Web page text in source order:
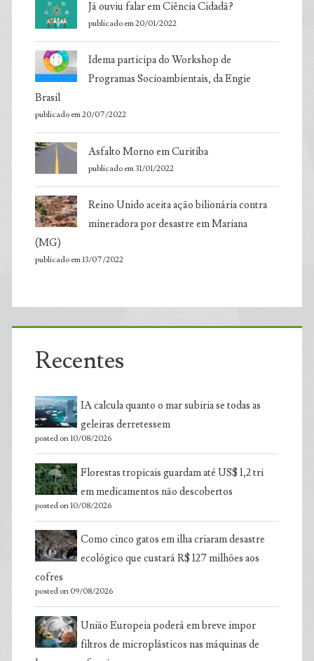
Já ouviu falar em Ciência Cidadã?
publicado em 20/01/2022
Idema participa do Workshop de
Programas Socioambientais, da Engie
Brasil
publicado em 20/07/2022
Asfalto Morno em Curitiba
publicado em 31/01/2022
Reino Unido aceita ação bilionária contra
mineradora por desastre em Mariana
(MG)
publicado em 13/07/2022
Recentes
IA calcula quanto o mar subiria se todas as
geleiras derretessem
posted on 10/08/2026
Florestas tropicais guardam até US$ 1,2 tri
em medicamentos não descobertos
posted on 10/08/2026
Como cinco gatos em ilha criaram desastre
ecológico que custará R$ 127 milhões aos
cofres
posted on 09/08/2026
União Europeia poderá em breve impor
filtros de microplásticos nas máquinas de